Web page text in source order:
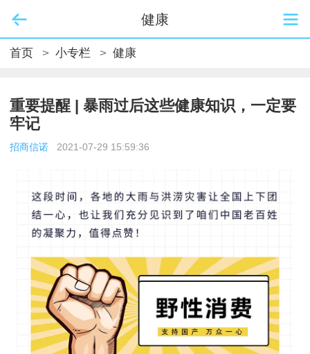
健康
首页 > 小专栏 > 健康
重要提醒 | 暴雨过后这些健康知识，一定要
牢记
招商信诺 2021-07-29 15:59:36